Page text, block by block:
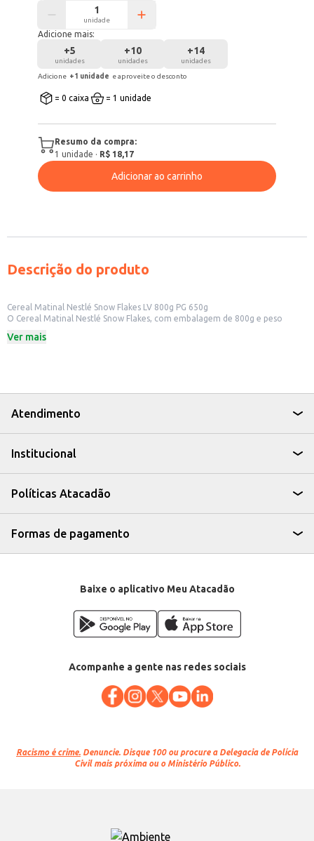
unidade
Adicione mais:
+5
unidades
+10
unidades
+14
unidades
Adicione +1 unidade e aproveite o desconto
= 0 caixa = 1 unidade
Resumo da compra:
1 unidade · R$ 18,17
Adicionar ao carrinho
Descrição do produto
Cereal Matinal Nestlé Snow Flakes LV 800g PG 650g
O Cereal Matinal Nestlé Snow Flakes, com embalagem de 800g e peso
saboroso. Ideal para começar o dia com energia, o cereal pode ser
cereal caseiras.
Sirva em lanchonetes e padarias como parte de um café da manhã ou
lanche rápido.
Ver mais
Atendimento
Institucional
Políticas Atacadão
Formas de pagamento
Baixe o aplicativo Meu Atacadão
Acompanhe a gente nas redes sociais
Racismo é crime. Denuncie. Disque 100 ou procure a Delegacia de Polícia
Civil mais próxima ou o Ministério Público.